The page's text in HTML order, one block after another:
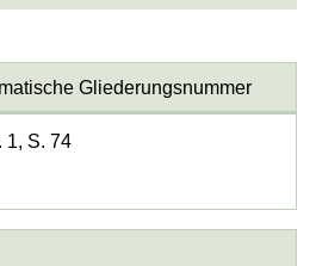
Gliederungsnummer
1, S. 74